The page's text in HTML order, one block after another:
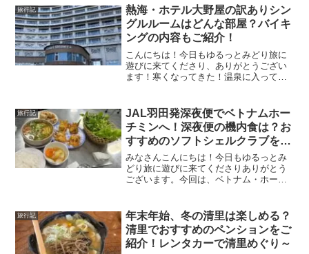
でシュノーケリングがしたい！！早速調
べてみると・・
旅行記
熱海・ホテル大野屋の訳ありシン
グルルームはどんな部屋？バイキ
ングの内容もご紹介！
こんにちは！今日もゆるっとみどり旅に
遊びに来てくださり、ありがとうござい
ます！寒くなってきた！温泉に入ってゆ
い。毎日、旅行サイトを検索している
と・・熱海の「ホテル大野屋」の、訳あ
りシングルルームが1部屋空いたー！！ポ
チっとな！
旅行記
JAL羽田発深夜便でベトナムホー
チミンへ！深夜便の機内食は？お
すすめのソフトシェルクラブをご
紹介！
みなさんこんにちは！今日もゆるっとみ
どり旅に遊びに来てくださりありがとう
ございます。今回は、ベトナム・ホーチ
た。初めてのベトナムにワクワク！往
復、深夜便なのがちょっと心配です
が・・大好きなJAL国際線なのでとって
も楽しみ！
旅行記
年末年始、冬の清里は楽しめる？
清里でおすすめのペンションをご
紹介！レンタカーで清里めぐり～